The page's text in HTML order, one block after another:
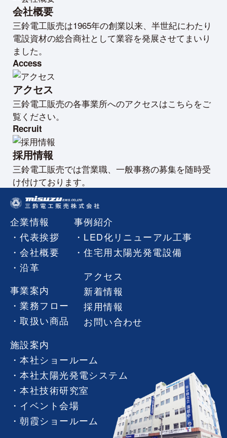
会社概要
三鈴電工販売は1965年の創業以来、半世紀にわたり
電設資材の総合商社として業容を発展させてまいり
ました。
Access
アクセス
三鈴電工販売の各事業所へのアクセスはこちらをご
覧ください。
Recruit
採用情報
三鈴電工販売では営業職、一般事務の募集を随時受
け付けております。
企業情報
代表挨拶
会社概要
沿革
事例紹介
LED化リニューアル工事
住宅用太陽光発電設備
事業案内
業務フロー
取扱い商品
アクセス
新着情報
採用情報
お問い合わせ
施設案内
本社ショールーム
本社太陽光発電システム
本社技術研究室
イベント会場
朝霞ショールーム